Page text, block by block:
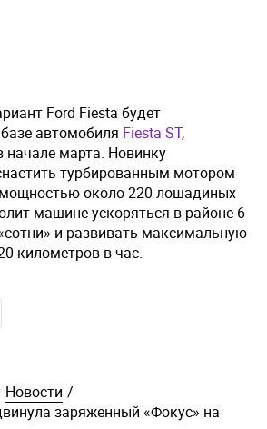
Ford Fiesta будет
автомобиля Fiesta ST,
начале марта. Новинку
турбированным мотором
около 220 лошадиных
машине ускоряться в районе 6
и развивать максимальную
километров в час.
Новости /
заряженный «Фокус» на